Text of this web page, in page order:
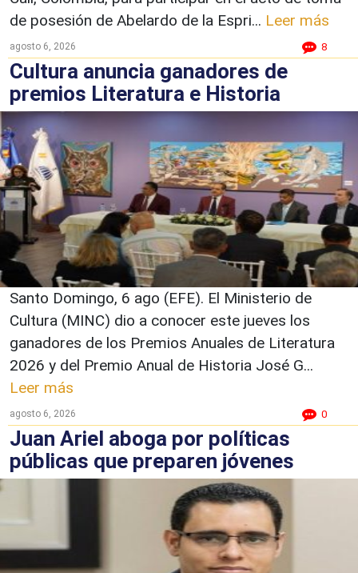
de posesión de Abelardo de la Espri... Leer más
agosto 6, 2026 8
Cultura anuncia ganadores de
premios Literatura e Historia
Santo Domingo, 6 ago (EFE). El Ministerio de
Cultura (MINC) dio a conocer este jueves los
ganadores de los Premios Anuales de Literatura
2026 y del Premio Anual de Historia José G...
Leer más
agosto 6, 2026 0
Juan Ariel aboga por políticas
públicas que preparen jóvenes